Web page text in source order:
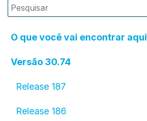
O que você vai encontrar aqui
Versão 30.74
Release 187
Release 186